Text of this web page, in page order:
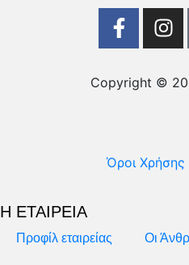
Copyright ©
Όροι Χρήσης
Η ΕΤΑΙΡΕΙΑ
Προφίλ εταιρείας Οι